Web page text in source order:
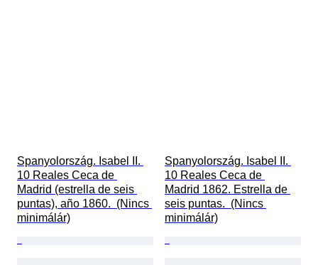
Spanyolország. Isabel II.
10 Reales Ceca de
Madrid (estrella de seis
puntas), año 1860.  (Nincs
minimálár)
Spanyolország. Isabel II.
10 Reales Ceca de
Madrid 1862. Estrella de
seis puntas.  (Nincs
minimálár)